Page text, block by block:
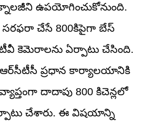
ఉపయోగించుకోనుంది.
సరఫరా చేసే 800కిపైగా బేస్
కెమెరాలను ఏర్పాటు చేసింది.
ప్రధాన కార్యాలయానికి
దాదాపు 800 కిచెన్లలో
చేశారు. ఈ విషయాన్ని